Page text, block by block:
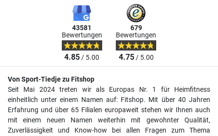
43581
Bewertungen
4.85/ 5.00
679
Bewertungen
4.75/ 5.00
Von Sport-Tiedje zu Fitshop
Seit Mai 2024 treten wir als Europas Nr. 1 für Heimfitness
einheitlich unter einem Namen auf: Fitshop. Mit über 40 Jahren
Erfahrung und über 65 Filialen europaweit stehen wir Ihnen auch
mit einem neuen Namen weiterhin mit gewohnter Qualität,
Zuverlässigkeit und Know-how bei allen Fragen zum Thema